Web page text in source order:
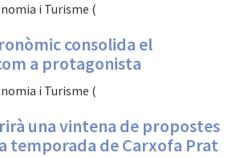
i Turisme (
consolida el
a protagonista
i Turisme (
una vintena de propostes
temporada de Carxofa Prat